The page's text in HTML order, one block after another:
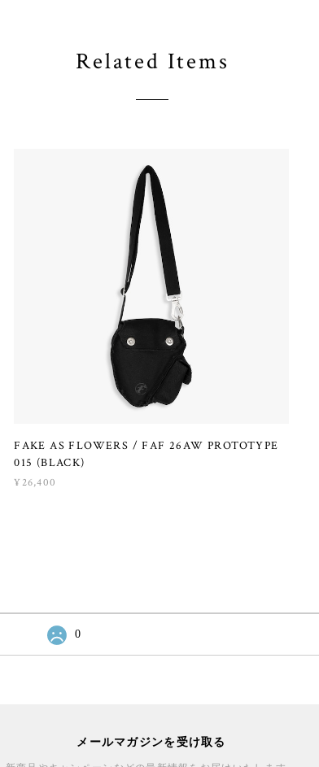
Related Items
FAKE AS FLOWERS / FAF 26AW PROTOTYPE
015 (BLACK)
¥26,400
0
メールマガジンを受け取る